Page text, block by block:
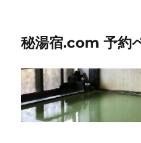
秘湯宿.com 予約